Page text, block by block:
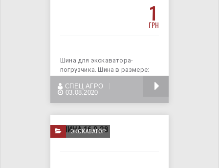
1
ГРН
Шина для экскаватора-
погрузчика. Шина в размере:
наСПЕЦ АГРО
03.08.2020
ЭКСКАВАТОР
ШИНА 16.9-28